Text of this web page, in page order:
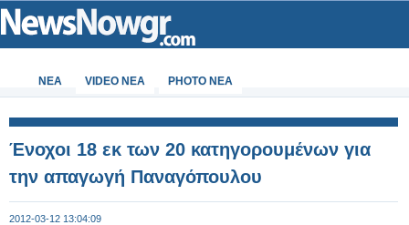
ΝΕΑ VIDEO NEA PHOTO NEA
Ένοχοι 18 εκ των 20 κατηγορουμένων για
την απαγωγή Παναγόπουλου
2012-03-12 13:04:09